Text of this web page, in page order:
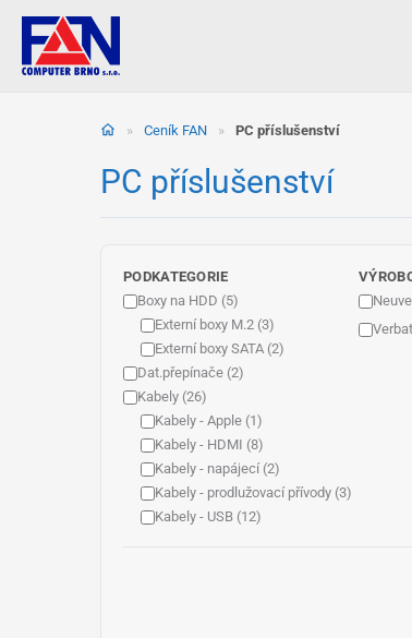
» Ceník FAN » PC příslušenství
PC příslušenství
PODKATEGORIE
Boxy na HDD (5)
Externí boxy M.2 (3)
Externí boxy SATA (2)
Dat.přepínače (2)
Kabely (26)
Kabely - Apple (1)
Kabely - HDMI (8)
Kabely - napájecí (2)
Kabely - prodlužovací přívody (3)
Kabely - USB (12)